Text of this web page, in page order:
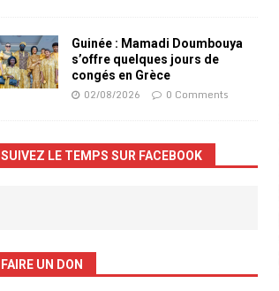
Guinée : Mamadi Doumbouya
s’offre quelques jours de
congés en Grèce
02/08/2026 0 Comments
SUIVEZ LE TEMPS SUR FACEBOOK
FAIRE UN DON